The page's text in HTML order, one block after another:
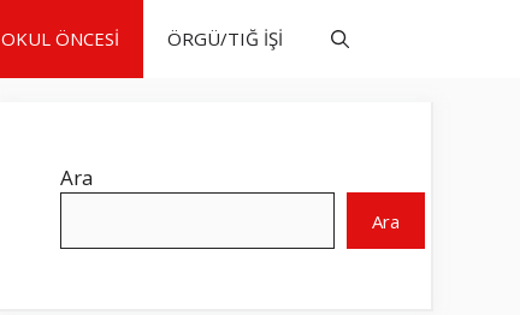
OKUL ÖNCESİ ÖRGÜ/TIĞ İŞİ
Ara
Ara